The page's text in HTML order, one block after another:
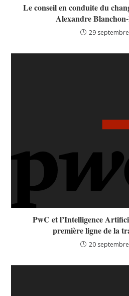
Le conseil en conduite du
Alexandre
29
PwC et l’Intelligence
première ligne de la
20